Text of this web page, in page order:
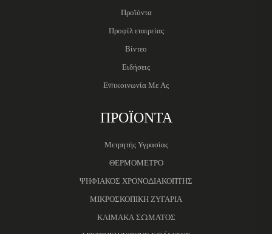
Προϊόντα
Προφίλ εταιρείας
Βίντεο
Ειδήσεις
Επικοινωνία Με Ας
ΠΡΟΪΟΝΤΑ
Μετρητής Υγρασίας
ΘΕΡΜΟΜΕΤΡΟ
ΨΗΦΙΑΚΟΣ ΧΡΟΝΟΔΙΑΚΟΠΤΗΣ
ΜΙΚΡΟΣΚΟΠΙΚΗ ΖΥΓΑΡΙΑ
ΚΛΙΜΑΚΑ ΣΩΜΑΤΟΣ